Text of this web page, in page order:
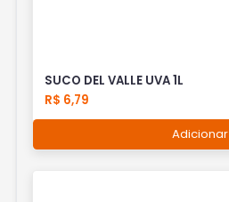
SUCO DEL VALLE UVA 1L
R$ 6,79
Adicionar